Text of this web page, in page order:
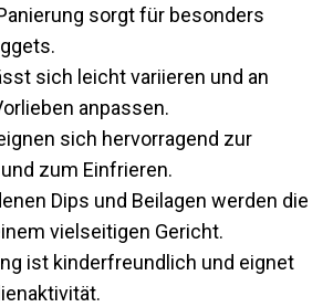
sorgt für besonders
sich leicht variieren und an
anpassen.
sich hervorragend zur
zum Einfrieren.
Dips und Beilagen werden die
vielseitigen Gericht.
ist kinderfreundlich und eignet